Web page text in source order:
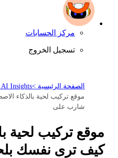
مركز الحسابات
تسجيل الخروج
الصفحة الرئيسية >AI Insights >
موقع تركيب لحية بالذكاء
شارب على
موقع تركيب لحية
كيف ترى نفسك